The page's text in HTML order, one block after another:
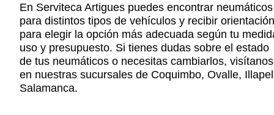
En Serviteca Artigues puedes encontrar neumáticos
para distintos tipos de vehículos y recibir orientación
para elegir la opción más adecuada según tu
uso y presupuesto. Si tienes dudas sobre el estado
de tus neumáticos o necesitas cambiarlos, visítanos
en nuestras sucursales de Coquimbo, Ovalle,
Salamanca.